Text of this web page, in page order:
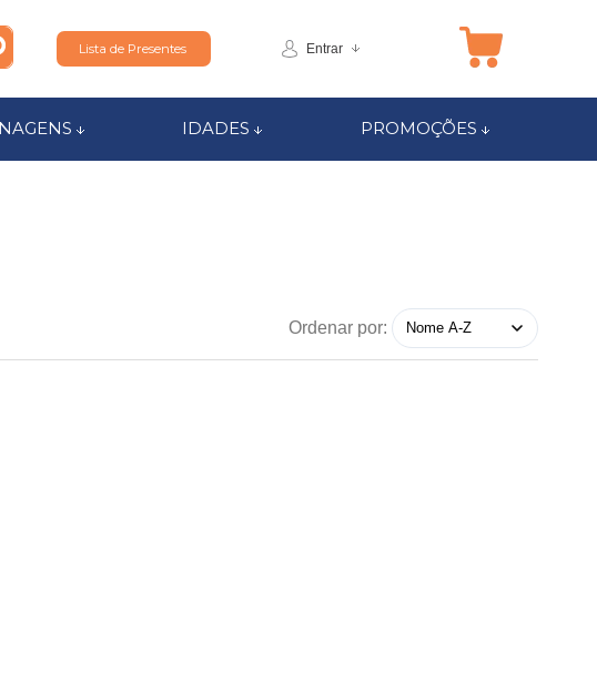
Lista de Presentes Entrar
IDADES PROMOÇÕES
Ordenar por: